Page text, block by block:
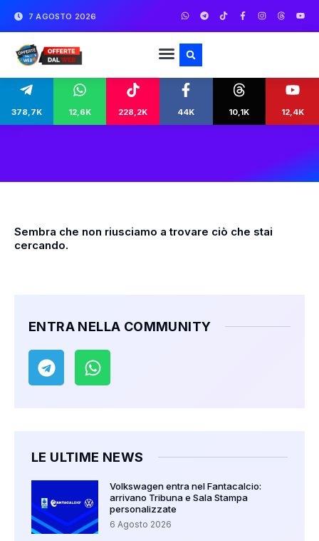
7 AGOSTO 2026
378,7K 12,6K 228,2K 44K 10,1K 12,4K
Sembra che non riusciamo a trovare ciò che stai
cercando.
ENTRA NELLA COMMUNITY
LE ULTIME NEWS
Volkswagen entra nel Fantacalcio:
arrivano Tribuna e Sala Stampa
personalizzate
6 Agosto 2026